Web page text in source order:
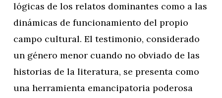
lógicas de los relatos dominantes como a las
dinámicas de funcionamiento del propio
campo cultural. El testimonio, considerado
un género menor cuando no obviado de las
historias de la literatura, se presenta como
una herramienta emancipatoria poderosa